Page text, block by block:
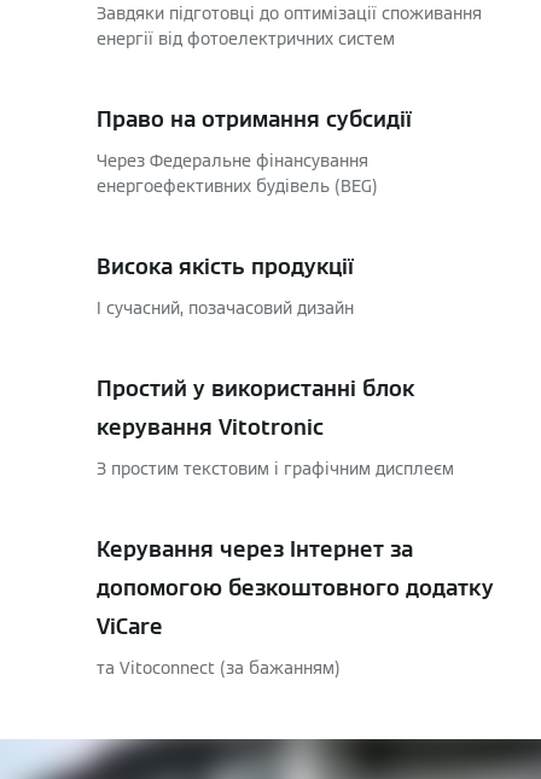
Завдяки підготовці до оптимізації споживання
енергії від фотоелектричних систем
Право на отримання субсидії
Через Федеральне фінансування
енергоефективних будівель (BEG)
Висока якість продукції
І сучасний, позачасовий дизайн
Простий у використанні блок
керування Vitotronic
З простим текстовим і графічним дисплеєм
Керування через Інтернет за
допомогою безкоштовного додатку
ViCare
та Vitoconnect (за бажанням)